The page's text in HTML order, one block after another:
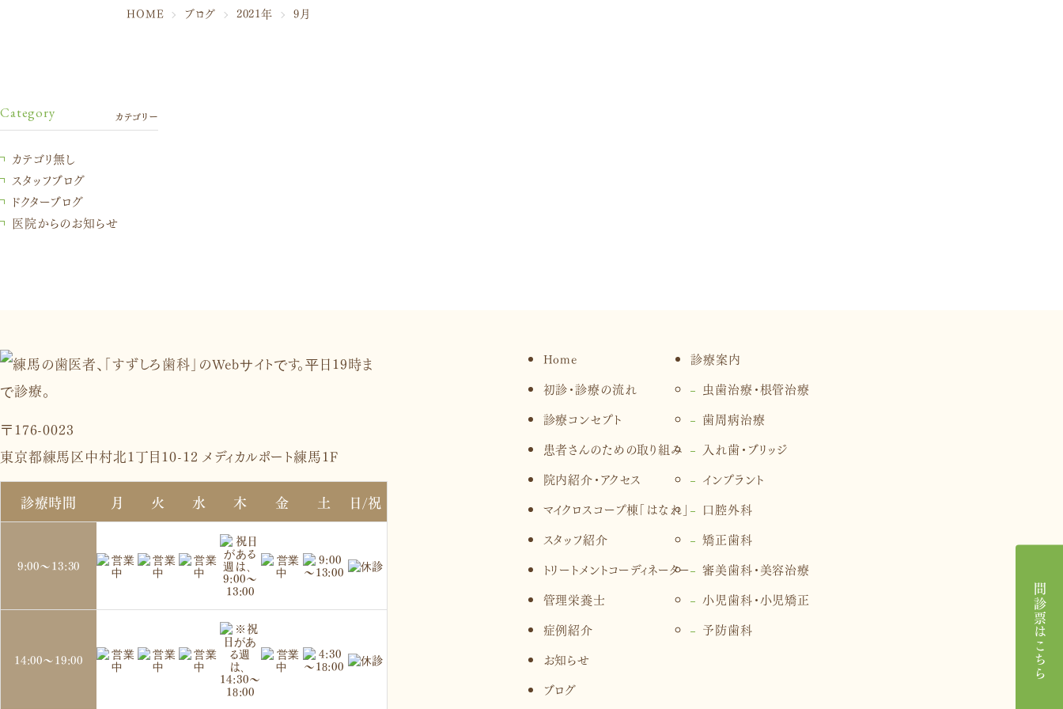
問診票はこちら
HOME ブログ 2021年 9月
Category カテゴリー
カテゴリ無し
スタッフブログ
ドクターブログ
医院からのお知らせ
〒176-0023
東京都練馬区中村北1丁目10-12 メディカルポート練馬1F
診療時間 月 火 水 木 金 土 日/祝
9:00～13:30
14:00～19:00
Home
初診・診療の流れ
診療コンセプト
患者さんのための取り組み
院内紹介・アクセス
マイクロスコープ棟「はなれ」
スタッフ紹介
トリートメントコーディネーター
管理栄養士
症例紹介
お知らせ
ブログ
診療案内
虫歯治療・根管治療
歯周病治療
入れ歯・ブリッジ
インプラント
口腔外科
矯正歯科
審美歯科・美容治療
小児歯科・小児矯正
予防歯科